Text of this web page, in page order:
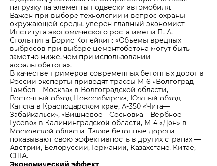
нагрузку на элементы подвески автомобиля.
Важен при выборе технологии и вопрос охраны
окружающей среды, уверен главный экономист
Института экономического роста имени П. А.
Столыпина Борис Копейкин: «Объемы вредных
выбросов при выборе цементобетона могут быть
заметно ниже, чем при использовании
асфальтобетона».
В качестве примеров современных бетонных дорог в
России эксперты приводят трассы М-6 «Волгоград—
Тамбов—Москва» в Волгоградской области,
Восточный обход Новосибирска, Южный обход
Канска в Краснодарском крае, А-350 «Чита—
Забайкальск», «Вишнёвое—Сосновка—Вербное—
Гусево» в Калининградской области, М-4 «Дон» в
Московской области. Также бетонные дороги
показывают свою эффективность в других странах —
Австрии, Белоруссии, Германии, Казахстане, Китае,
США.
Экономический эффект